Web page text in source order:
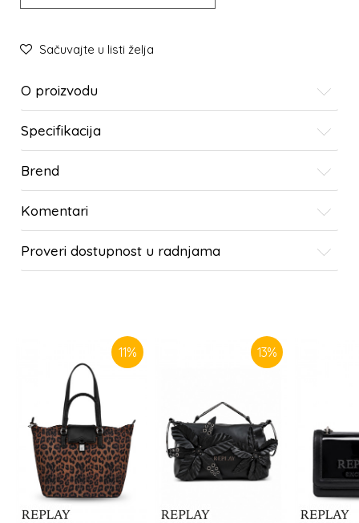
Sačuvajte u listi želja
O proizvodu
Specifikacija
Brend
Komentari
Proveri dostupnost u radnjama
11% 13%